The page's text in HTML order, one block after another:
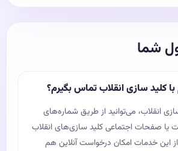
شما
کلید سازی انقلاب تماس بگیرم؟
انقلاب، می‌توانید از طریق شماره‌های
یا صفحات اجتماعی کلید سازی‌های انقلاب
این خدمات امکان درخواست آنلاین هم